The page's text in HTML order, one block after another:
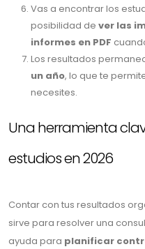
Vas a encontrar los
posibilidad de ver las
informes en PDF
Los resultados
un año, lo que te
necesites.
Una herramienta
estudios en 2026
Contar con tus resultados
sirve para resolver una
ayuda para planificar